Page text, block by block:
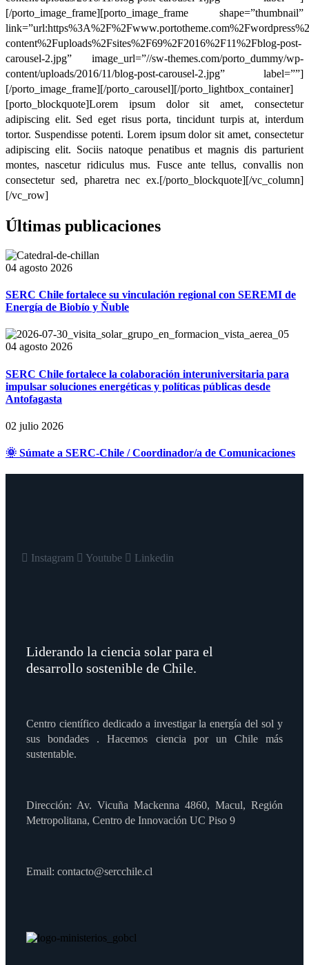
[/porto_image_frame][porto_image_frame shape=”thumbnail”
content%2Fuploads%2Fsites%2F69%2F2016%2F11%2Fblog-post-
carousel-2.jpg” image_url=”//sw-themes.com/porto_dummy/wp-
content/uploads/2016/11/blog-post-carousel-2.jpg” label=””]
[/porto_image_frame][/porto_carousel][/porto_lightbox_container]
[porto_blockquote]Lorem ipsum dolor sit amet, consectetur
adipiscing elit. Sed eget risus porta, tincidunt turpis at, interdum
tortor. Suspendisse potenti. Lorem ipsum dolor sit amet, consectetur
adipiscing elit. Sociis natoque penatibus et magnis dis parturient
montes, nascetur ridiculus mus. Fusce ante tellus, convallis non
consectetur sed, pharetra nec ex.[/porto_blockquote][/vc_column]
[/vc_row]
Últimas publicaciones
04 agosto 2026
SERC Chile fortalece su vinculación regional con SEREMI de
Energía de Biobío y Ñuble
04 agosto 2026
SERC Chile fortalece la colaboración interuniversitaria para
impulsar soluciones energéticas y políticas públicas desde
Antofagasta
02 julio 2026
🌞 Súmate a SERC-Chile / Coordinador/a de Comunicaciones
Instagram Youtube Linkedin
Liderando la ciencia solar para el
desarrollo sostenible de Chile.
Centro científico dedicado a investigar la energía del sol y
sus bondades . Hacemos ciencia por un Chile más
sustentable.
Dirección: Av. Vicuña Mackenna 4860, Macul, Región
Metropolitana, Centro de Innovación UC Piso 9
Email: contacto@sercchile.cl